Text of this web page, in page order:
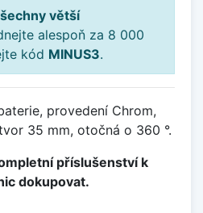
větší
alespoň za 8 000
kód MINUS3.
provedení Chrom,
35 mm, otočná o 360 °.
příslušenství k
dokupovat.